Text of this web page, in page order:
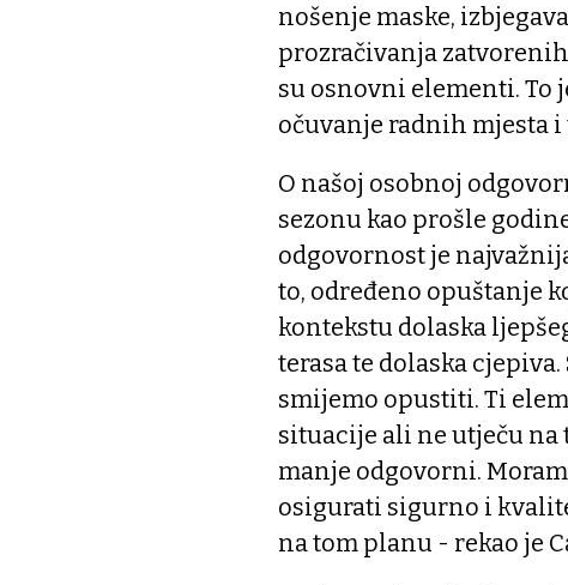
nošenje maske,
prozračivanja
su osnovni elementi. To
očuvanje radnih mjesta
O našoj osobnoj
sezonu kao prošle
odgovornost je
to, određeno opuštanje
kontekstu dolaska
terasa te dolaska
smijemo opustiti. Ti
situacije ali ne utječu na
manje odgovorni.
osigurati sigurno i
na tom planu - rekao je